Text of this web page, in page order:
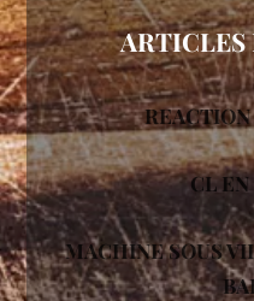
ARTICLES
CL
MACHINE SOUS